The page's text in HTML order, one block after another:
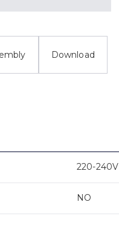
Download
220-240V
NO